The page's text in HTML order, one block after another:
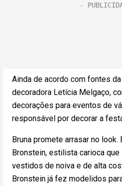
Ainda de acordo com fontes
decoradora Letícia Melgaço,
decorações para eventos de
responsável por decorar a
Bruna promete arrasar no
Bronstein, estilista carioca
vestidos de noiva e de alta
Bronstein já fez modelidos